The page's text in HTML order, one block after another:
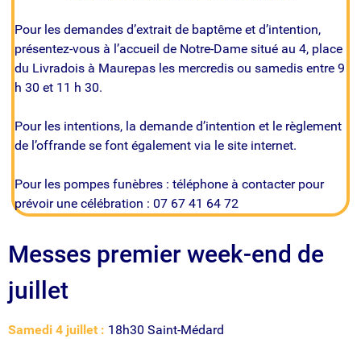
Pour les demandes d’extrait de baptême et d’intention,
présentez-vous à l’accueil de Notre-Dame situé au 4, place
du Livradois à Maurepas les mercredis ou samedis entre 9
h 30 et 11 h 30.
Pour les intentions, la demande d’intention et le règlement
de l’offrande se font également via le site internet.
Pour les pompes funèbres : téléphone à contacter pour
prévoir une célébration : 07 67 41 64 72
Messes premier week-end de
juillet
Samedi 4 juillet : 18h30 Saint-Médard